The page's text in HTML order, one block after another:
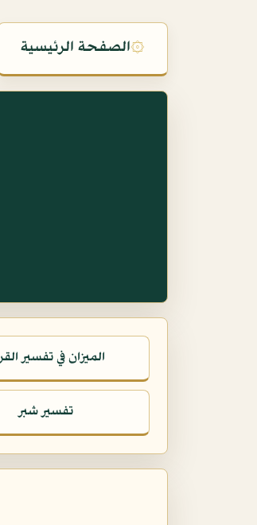
۞الصفحة الرئيسية
الميزان في تفسير
تفسير شبر